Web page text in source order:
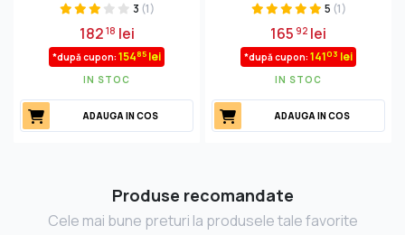
3 (1)
18218 lei
*după cupon: 15485 lei
IN STOC
ADAUGA IN COS
5 (1)
16592 lei
*după cupon: 14103 lei
IN STOC
ADAUGA IN COS
Produse recomandate
Cele mai bune preturi la produsele tale favorite